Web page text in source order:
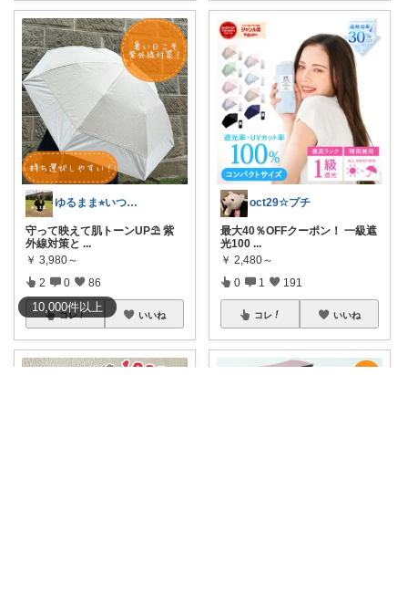
10,000件以上
ゆるまま⭐︎いつもありがとうございます✨
守って映えて肌トーンUP⛱️ 紫
外線対策と ...
￥ 3,980～
2 0 86
コレ いいね
oct29☆プチ
最大40％OFFクーポン！ 一級遮
光100 ...
￥ 2,480～
0 1 191
コレ いいね